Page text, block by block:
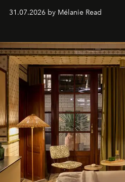
31.07.2026 by Mélanie Read